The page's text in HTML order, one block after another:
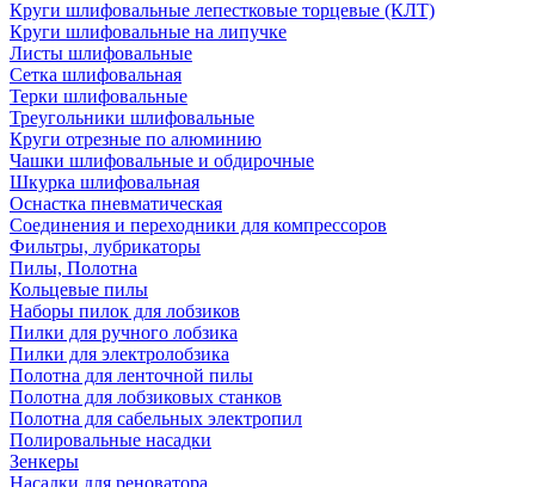
Круги шлифовальные лепестковые торцевые (КЛТ)
Круги шлифовальные на липучке
Листы шлифовальные
Сетка шлифовальная
Терки шлифовальные
Треугольники шлифовальные
Круги отрезные по алюминию
Чашки шлифовальные и обдирочные
Шкурка шлифовальная
Оснастка пневматическая
Соединения и переходники для компрессоров
Фильтры, лубрикаторы
Пилы, Полотна
Кольцевые пилы
Наборы пилок для лобзиков
Пилки для ручного лобзика
Пилки для электролобзика
Полотна для ленточной пилы
Полотна для лобзиковых станков
Полотна для сабельных электропил
Полировальные насадки
Зенкеры
Насадки для реноватора